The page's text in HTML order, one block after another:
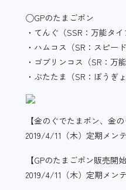
◯GPのたまごポン
・てんぐ（SSR：万能タイ
・ハムコス（SR：スピー
・ゴブリンコス（SR：万
・ぶたたま（SR：ぼうぎ
【金のぐでたまポン、金
2019/4/11（木）定期メン
【GPのたまごポン販売開始
2019/4/11（木）定期メン